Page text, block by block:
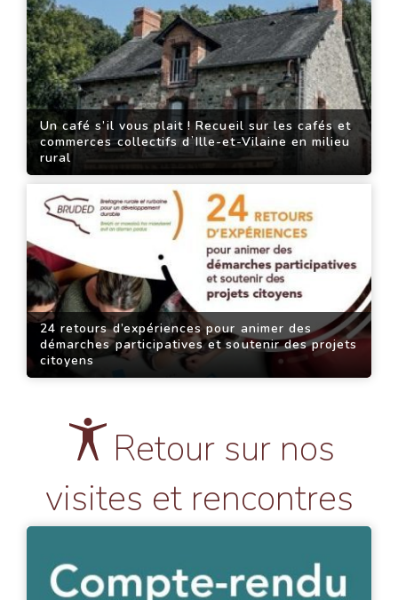
Un café s’il vous plait ! Recueil sur les cafés et
commerces collectifs dʼIlle-et-Vilaine en milieu
rural
24 retours d’expériences pour animer des
démarches participatives et soutenir des projets
citoyens
Retour sur nos
visites et rencontres